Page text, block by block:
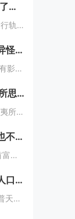
公元1102年，月亮突然偏离了运行轨道，向南移动，不久后又回到了原位这么离奇的事件你怎么看
对于公元1102年月亮突然偏离运行轨道向南移动后又回到原位这一事件，我们可以从科学和历史文化两个角度来分析：- **科学角度**：- **观测误差可能性**：古代的天文观测技术相对落后，缺乏高精度的观测仪器和科学的观测方法。人们对天体的观测...
慈禧下葬时，发生了三件诡异怪事，至今都存在疑虑！
慈禧太后是我国历史上相对比较有影响力的女人，她作为清朝末期的真正掌权者不仅用自己的实力证明了女人统治男人是很正常的事情而且还做了很多男人都想不到的决定。其实慈禧太后是我国历史上一个比较有争议的女人，也是一个影响历史的女人。慈禧太后作为清朝末...
历史上真实发生的10个匪夷所思的离奇事件，你知道几个？
以下是历史上真实发生的10个匪夷所思的离奇事件：1. **法国女子学校火灾事件**：2002年，沙特阿拉伯麦加的一所女子学校发生火灾，女学生们逃离时，在校门口巡逻的“宗教警察”竟以她们没有佩戴面纱、没穿伊斯兰传统服装为由阻止学生离开着火的教...
首富钟睒睒不是白手起家，也不是普通家庭
钟睒睒出生于1954年，是中国首富、农夫山泉创始人。网上都说钟睒睒是白手起家、普通家庭，但我不这么认为。你仔细看：背景：钟睒睒的父亲在浙东游击区做新闻宣传工作，建国后进入了《浙江日报》做编辑工作，还曾做过浙江人民广播电台政治宣传组负责人。钟...
古代信息不发达，如何进行人口普查，做到精准无误？折服古人智慧
人口普查，古来有之。按照“普天之下，莫非王土”的传统，将户籍统计纳入到细化准确这一办法，我国在世界历史上都属于遥遥领先者。那么在古代没有任何今天的完整统计技术，是怎么做到精确统计的呢？人口直接关系到兴...